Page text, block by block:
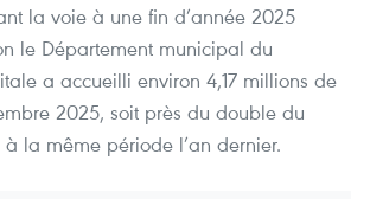
la voie à une fin d’année 2025
le Département municipal du
a accueilli environ 4,17 millions de
2025, soit près du double du
la même période l’an dernier.